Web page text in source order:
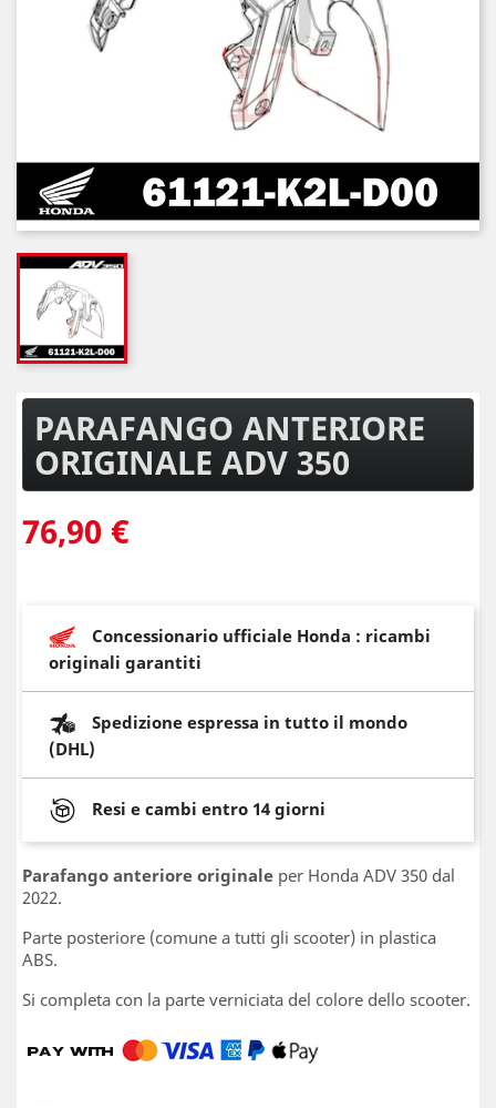
PARAFANGO ANTERIORE
ORIGINALE ADV 350
76,90 €
Concessionario ufficiale Honda : ricambi
originali garantiti
Spedizione espressa in tutto il mondo
(DHL)
Resi e cambi entro 14 giorni
Parafango anteriore originale per Honda ADV 350 dal
2022.
Parte posteriore (comune a tutti gli scooter) in plastica
ABS.
Si completa con la parte verniciata del colore dello scooter.